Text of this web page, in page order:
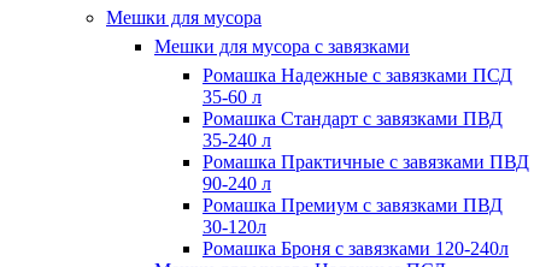
Мешки для мусора
Мешки для мусора с завязками
Ромашка Надежные с завязками ПСД
35-60 л
Ромашка Стандарт с завязками ПВД
35-240 л
Ромашка Практичные с завязками ПВД
90-240 л
Ромашка Премиум с завязками ПВД
30-120л
Ромашка Броня с завязками 120-240л